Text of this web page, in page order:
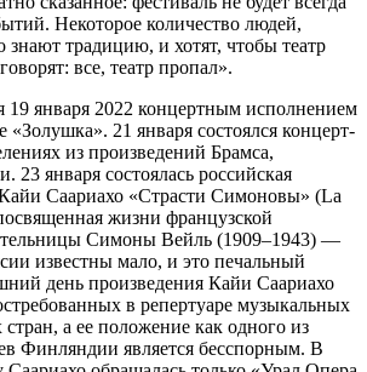
Некоторое количество людей,
знают традицию, и хотят, чтобы театр
все, театр пропал».
19 января 2022 концертным исполнением
21 января состоялся концерт-
из произведений Брамса,
23 января состоялась российская
Саариахо «Страсти Симоновы» (La
жизни французской
Симоны Вейль (1909–1943) —
известны мало, и это печальный
день произведения Кайи Саариахо
в репертуаре музыкальных
а ее положение как одного из
Финляндии является бесспорным. В